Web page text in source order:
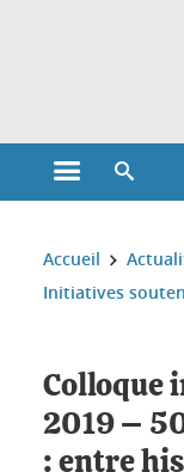
Ouvrir le menu
Vous êtes ici :
Accueil
Initiatives
Colloque
2019 –
: entre